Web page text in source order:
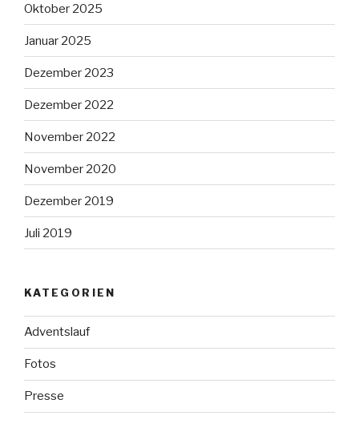
Oktober 2025
Januar 2025
Dezember 2023
Dezember 2022
November 2022
November 2020
Dezember 2019
Juli 2019
KATEGORIEN
Adventslauf
Fotos
Presse